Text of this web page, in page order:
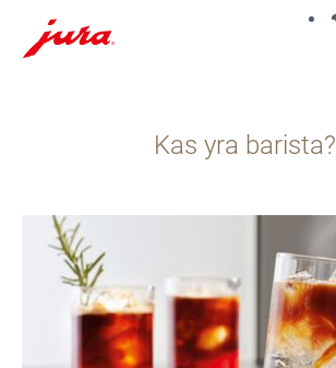
paieškos
Kas yra barista?